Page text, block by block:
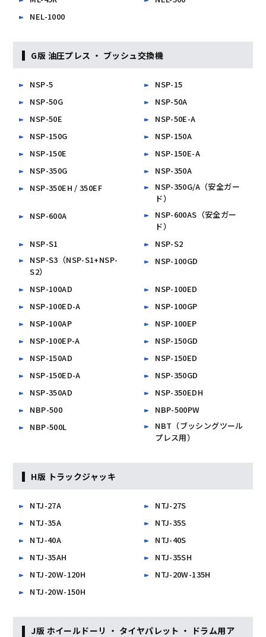
NEL-1000
G版 油圧プレス ・ ブッシュ交換機
NSP-5
NSP-15
NSP-50G
NSP-50A
NSP-50E
NSP-50E-A
NSP-150G
NSP-150A
NSP-150E
NSP-150E-A
NSP-350G
NSP-350A
NSP-350EH / 350EF
NSP-350G/A（安全ガー
ド）
NSP-600A
NSP-600AS（安全ガー
ド）
NSP-S1
NSP-S2
NSP-S3（NSP-S1+NSP-
S2）
NSP-100GD
NSP-100AD
NSP-100ED
NSP-100ED-A
NSP-100GP
NSP-100AP
NSP-100EP
NSP-100EP-A
NSP-150GD
NSP-150AD
NSP-150ED
NSP-150ED-A
NSP-350GD
NSP-350AD
NSP-350EDH
NBP-500
NBP-500PW
NBP-500L
NBT（ブッシングツール
プレス用）
H版 トラックジャッキ
NTJ-27A
NTJ-27S
NTJ-35A
NTJ-35S
NTJ-40A
NTJ-40S
NTJ-35AH
NTJ-35SH
NTJ-20W-120H
NTJ-20W-135H
NTJ-20W-150H
J版 ホイールドーリ ・ タイヤパレット ・ ドラム用ア